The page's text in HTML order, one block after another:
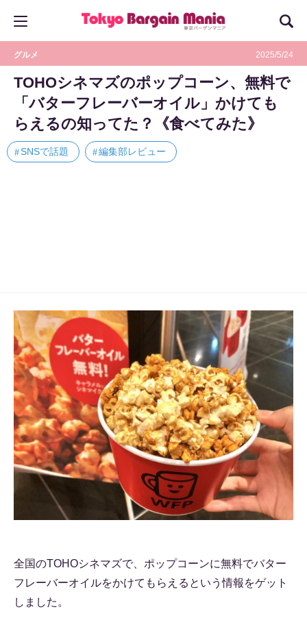
グルメ 2025/5/24
TOHOシネマズのポップコーン、無料で
「バターフレーバーオイル」かけても
らえるの知ってた？《食べてみた》
SNSで話題 編集部レビュー
全国のTOHOシネマズで、ポップコーンに無料でバター
フレーバーオイルをかけてもらえるという情報をゲット
しました。